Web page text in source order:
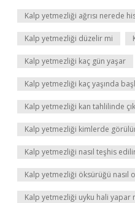
Kalp yetmezliği ağrısı nerede
Kalp yetmezliği düzelir mi
Kalp yetmezliği kaç gün yaşar
Kalp yetmezliği kaç yaşında
Kalp yetmezliği kan tahlilinde
Kalp yetmezliği kimlerde
Kalp yetmezliği nasıl teşhis
Kalp yetmezliği öksürüğü nasıl
Kalp yetmezliği uyku hali yapar